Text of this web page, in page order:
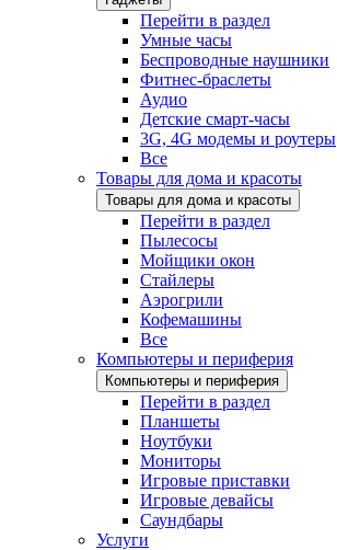
Перейти в раздел
Умные часы
Беспроводные наушники
Фитнес-браслеты
Аудио
Детские смарт-часы
3G, 4G модемы и роутеры
Все
Товары для дома и красоты
Товары для дома и красоты
Перейти в раздел
Пылесосы
Мойщики окон
Стайлеры
Аэрогрили
Кофемашины
Все
Компьютеры и периферия
Компьютеры и периферия
Перейти в раздел
Планшеты
Ноутбуки
Мониторы
Игровые приставки
Игровые девайсы
Саундбары
Услуги